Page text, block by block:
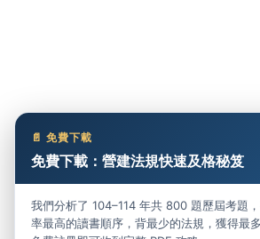
📄 免費下載
免費下載：營建法規快速及格秘笈
我們分析了 104–114 年共 800 題歷屆考題
率最高的讀書順序，背最少的法規，獲得最多